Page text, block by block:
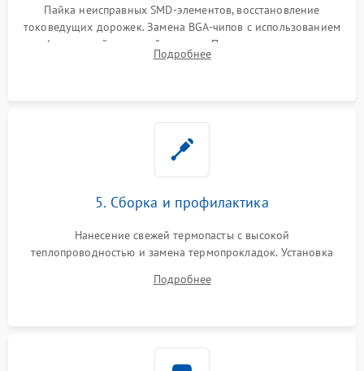
Пайка неисправных SMD-элементов, восстановление
токоведущих дорожек. Замена BGA-чипов с использованием
инфракрасной паяльной станции. Прошивка микросхемы
BIOS или замена поврежденных портов USB
Подробнее
5. Сборка и профилактика
Нанесение свежей термопасты с высокой
теплопроводностью и замена термопрокладок. Установка
шлейфов, модулей памяти и накопителей. Предварительная
Подробнее